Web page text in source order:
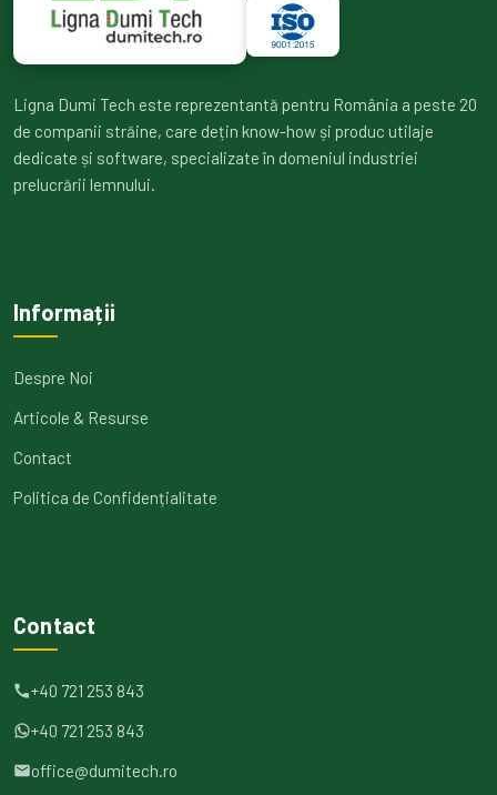
Ligna Dumi Tech este reprezentantă pentru România a peste 20
de companii străine, care dețin know-how și produc utilaje
dedicate și software, specializate în domeniul industriei
prelucrării lemnului.
Informații
Despre Noi
Articole & Resurse
Contact
Politica de Confidențialitate
Contact
+40 721 253 843
+40 721 253 843
office@dumitech.ro